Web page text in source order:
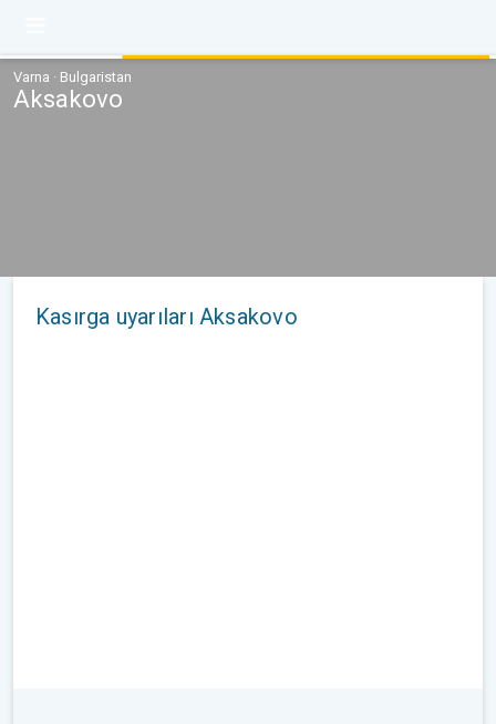
Varna · Bulgaristan
Aksakovo
Kasırga uyarıları Aksakovo